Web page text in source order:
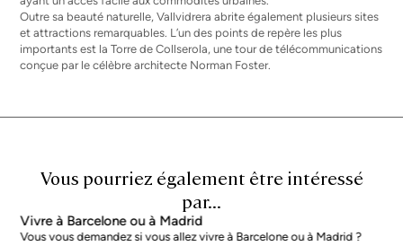
Outre sa beauté naturelle, Vallvidrera abrite également plusieurs sites
et attractions remarquables. L’un des points de repère les plus
importants est la Torre de Collserola, une tour de télécommunications
conçue par le célèbre architecte Norman Foster.
Vous pourriez également être intéressé
par...
Vivre à Barcelone ou à Madrid
Vous vous demandez si vous allez vivre à Barcelone ou à Madrid ?